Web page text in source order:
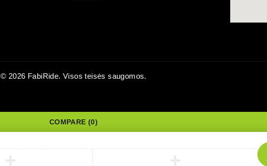
© 2026 FabiRide. Visos teisės saugomos.
COMPARE (0)